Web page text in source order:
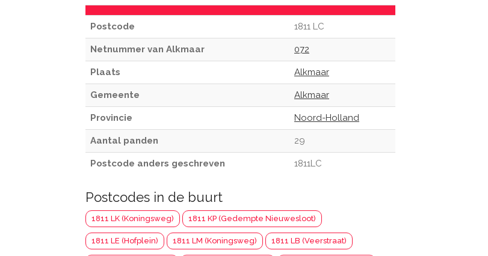
Postcode 1811 LC
Netnummer van Alkmaar 072
Plaats Alkmaar
Gemeente Alkmaar
Provincie Noord-Holland
Aantal panden 29
Postcode anders geschreven 1811LC
Postcodes in de buurt
1811 LK (Koningsweg) 1811 KP (Gedempte Nieuwesloot)
1811 LE (Hofplein) 1811 LM (Koningsweg) 1811 LB (Veerstraat)